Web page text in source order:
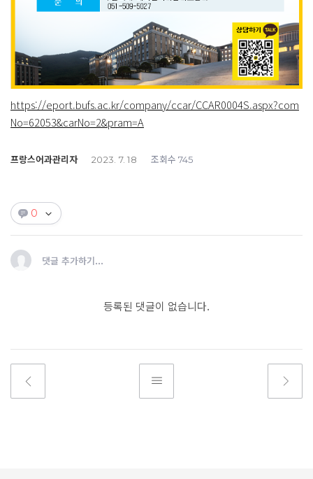
https://eport.bufs.ac.kr/company/ccar/CCAR0004S.aspx?com
No=62053&carNo=2&pram=A
프랑스어과관리자 2023. 7. 18 조회수 745
0
댓글 추가하기...
등록된 댓글이 없습니다.